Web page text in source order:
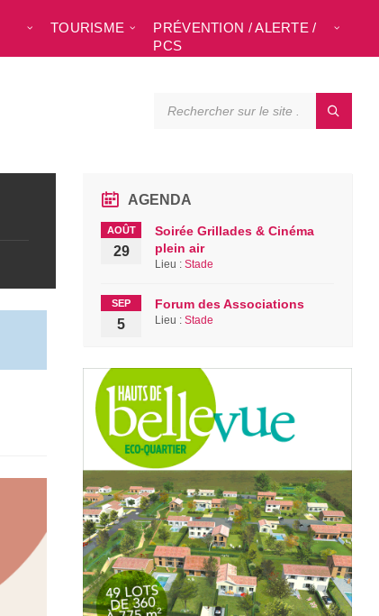
TOURISME
PRÉVENTION / ALERTE /
PCS
AGENDA
AOÛT
29
Soirée Grillades & Cinéma
plein air
Lieu :Stade
SEP
5
Forum des Associations
Lieu :Stade